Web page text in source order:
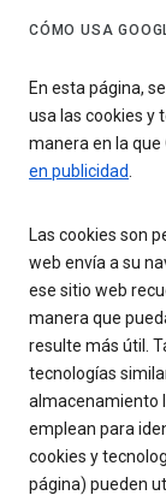
CÓMO USA
En esta página,
usa las cookies y
manera en la que
en publicidad.
Las cookies son
web envía a su
ese sitio web
manera que
resulte más útil.
tecnologías
almacenamiento
emplean para
cookies y
página) pueden